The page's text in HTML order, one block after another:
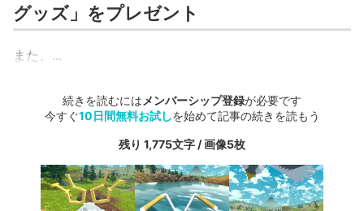
グッズ」をプレゼント
また、...
続きを読むには メンバーシップ登録が必要です
今すぐ10日間無料お試しを始めて記事の続きを読もう
残り 1,775文字 / 画像5枚